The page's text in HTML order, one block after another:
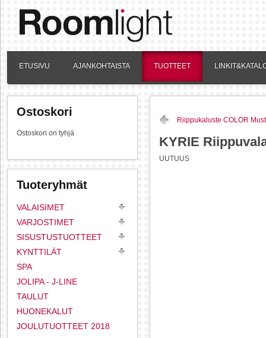
ETUSIVU AJANKOHTAISTA TUOTTEET
Riippukaluste COLOR
KYRIE
UUTUUS
Ostoskori
Ostoskori on tyhjä
Tuoteryhmät
VALAISIMET
VARJOSTIMET
SISUSTUSTUOTTEET
KYNTTILÄT
SPA
JOLIPA - J-LINE
TAULUT
HUONEKALUT
JOULUTUOTTEET 2018